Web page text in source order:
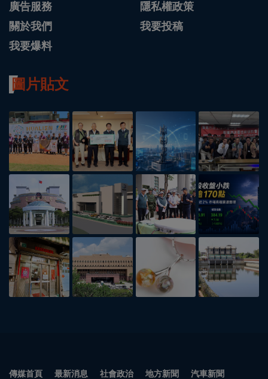
廣告服務
隱私權政策
關於我們
我要投稿
我要爆料
圖片貼文
傳媒首頁 最新消息 社會政治 地方新聞 汽車新聞